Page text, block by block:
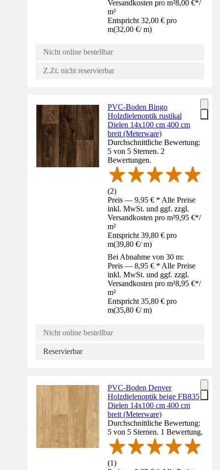
Versandkosten pro m²8,00 €*/
m²
Entspricht 32,00 € pro
m(32,00 €/ m)
Nicht online bestellbar
Z.Zt. nicht reservierbar
PVC-Boden Bingo
Holzdielenoptik rustikal
Dielen 14x100 cm 400 cm
breit (Meterware)
Durchschnittliche Bewertung:
5 von 5 Sternen. 2
Bewertungen.
(2)
Preis — 9,95 € * Alle Preise
inkl. MwSt. und ggf. zzgl.
Versandkosten pro m²9,95 €*/
m²
Entspricht 39,80 € pro
m(39,80 €/ m)
Bei Abnahme von 30 m:
Preis — 8,95 € * Alle Preise
inkl. MwSt. und ggf. zzgl.
Versandkosten pro m²8,95 €*/
m²
Entspricht 35,80 € pro
m(35,80 €/ m)
Nicht online bestellbar
Reservierbar
PVC-Boden Denver
Holzdielenoptik beige FB835
Dielen 14x100 cm 400 cm
breit (Meterware)
Durchschnittliche Bewertung:
5 von 5 Sternen. 1 Bewertung.
(1)